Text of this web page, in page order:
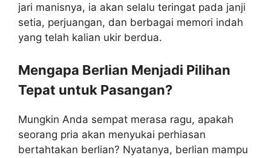
jari manisnya, ia akan selalu teringat pada janji
setia, perjuangan, dan berbagai memori indah
yang telah kalian ukir berdua.
Mengapa Berlian Menjadi Pilihan
Tepat untuk Pasangan?
Mungkin Anda sempat merasa ragu, apakah
seorang pria akan menyukai perhiasan
bertahtakan berlian? Nyatanya, berlian mampu